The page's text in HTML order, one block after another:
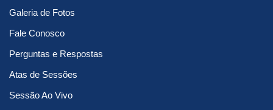
Galeria de Fotos
Fale Conosco
Perguntas e Respostas
Atas de Sessões
Sessão Ao Vivo